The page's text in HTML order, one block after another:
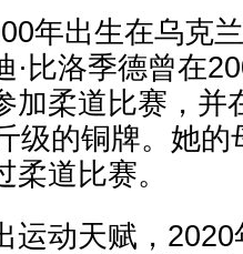
年出生在乌克
·比洛季德曾在
加柔道比赛，并
级的铜牌。她的
道比赛。
运动天赋，